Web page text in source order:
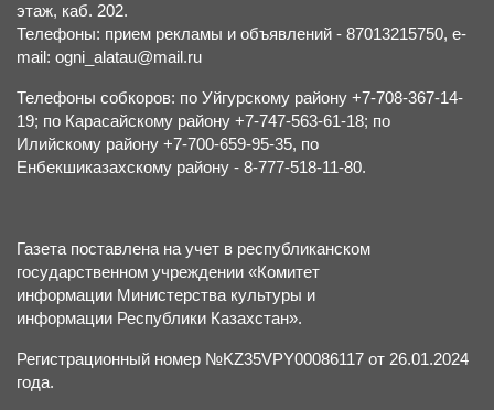
этаж, каб. 202.
Телефоны: прием рекламы и объявлений - 87013215750, e-
mail: ogni_alatau@mail.ru
Телефоны собкоров: по Уйгурскому району +7-708-367-14-
19; по Карасайскому району +7-747-563-61-18; по
Илийскому району +7-700-659-95-35, по
Енбекшиказахскому району - 8-777-518-11-80.
Газета поставлена на учет в республиканском
государственном учреждении «Комитет
информации Министерства культуры и
информации Республики Казахстан».
Регистрационный номер №KZ35VPY00086117 от 26.01.2024
года.